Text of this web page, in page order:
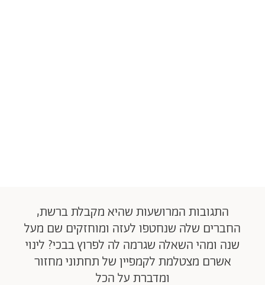
התגובות המרושעות שהיא מקבלת ברשת,
החברים שלה שנחטפו לעזה ומוחזקים שם מעל
שנה ומהי השאלה שגרמה לה לפרוץ בבכי? לינוי
אשרם מצטלמת לקמפיין של תחתוני מחזור
ומדברת על הכל